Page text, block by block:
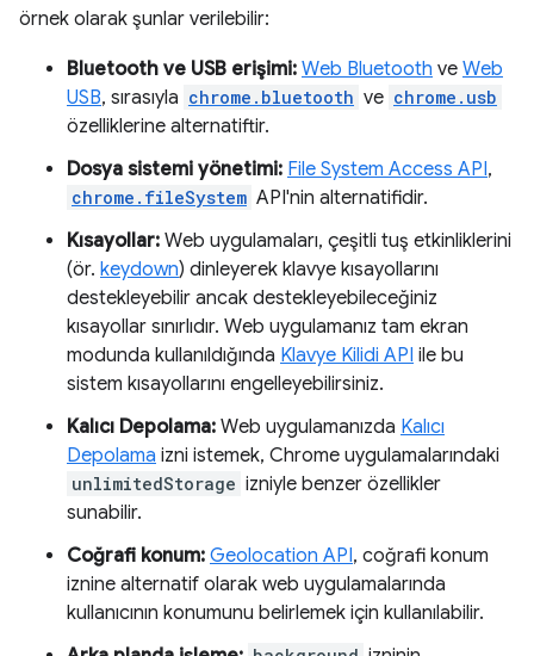
örnek olarak şunlar verilebilir:
Bluetooth ve USB erişimi: Web Bluetooth ve Web
USB, sırasıyla chrome.bluetooth ve chrome.usb
özelliklerine alternatiftir.
Dosya sistemi yönetimi: File System Access API,
chrome.fileSystem API'nin alternatifidir.
Kısayollar: Web uygulamaları, çeşitli tuş etkinliklerini
(ör. keydown) dinleyerek klavye kısayollarını
destekleyebilir ancak destekleyebileceğiniz
kısayollar sınırlıdır. Web uygulamanız tam ekran
modunda kullanıldığında Klavye Kilidi API ile bu
sistem kısayollarını engelleyebilirsiniz.
Kalıcı Depolama: Web uygulamanızda Kalıcı
Depolama izni istemek, Chrome uygulamalarındaki
unlimitedStorage izniyle benzer özellikler
sunabilir.
Coğrafi konum: Geolocation API, coğrafi konum
iznine alternatif olarak web uygulamalarında
kullanıcının konumunu belirlemek için kullanılabilir.